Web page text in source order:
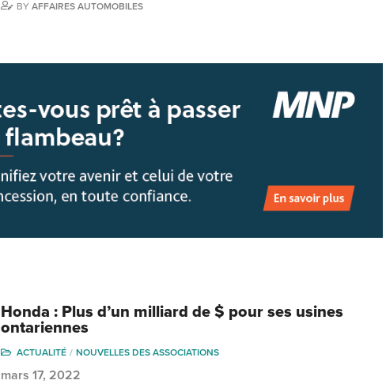
BYAFFAIRES AUTOMOBILES
Honda : Plus d’un milliard de $ pour ses usines
ontariennes
ACTUALITÉ NOUVELLES DES ASSOCIATIONS
mars 17, 2022